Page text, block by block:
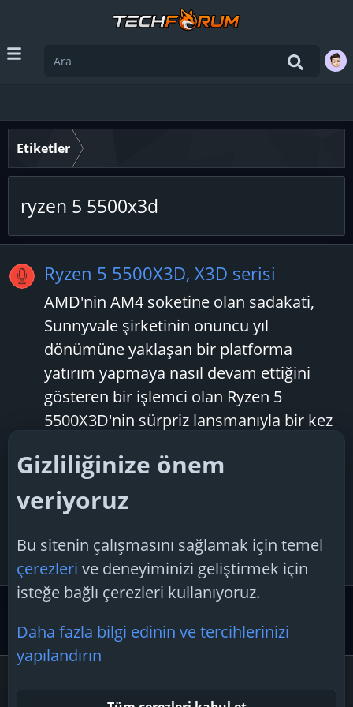
Etiketler
ryzen 5 5500x3d
Ryzen 5 5500X3D, X3D serisi
AMD'nin AM4 soketine olan sadakati,
Sunnyvale şirketinin onuncu yıl
dönümüne yaklaşan bir platforma
yatırım yapmaya nasıl devam ettiğini
gösteren bir işlemci olan Ryzen 5
5500X3D'nin sürpriz lansmanıyla bir kez
mimarisine dayanan bu yeni altı
çekirdekli çipin...
TechSpiker
ryzen 500x3d x3d serisi Cevaplar: 2
Forum:
Teknoloji Haberleri
Etiketler
Gizliliğinize önem
veriyoruz
Bu sitenin çalışmasını sağlamak için temel
çerezleri ve deneyiminizi geliştirmek için
isteğe bağlı çerezleri kullanıyoruz.
Daha fazla bilgi edinin ve tercihlerinizi
yapılandırın